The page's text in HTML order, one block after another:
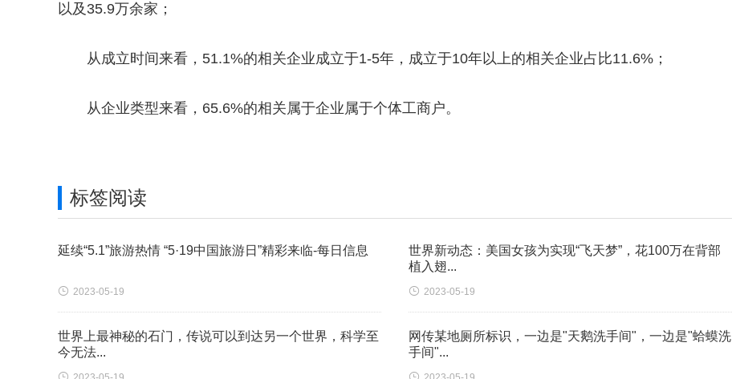
以及35.9万余家；
从成立时间来看，51.1%的相关企业成立于1-5年，成立于10年以上的相关企业占比11.6%；
从企业类型来看，65.6%的相关属于企业属于个体工商户。
标签阅读
延续“5.1”旅游热情 “5·19中国旅游日”精彩来临-每日信息
 2023-05-19
世界新动态：美国女孩为实现“飞天梦”，花100万在背部
植入翅...
 2023-05-19
世界上最神秘的石门，传说可以到达另一个世界，科学至
今无法...

网传某地厕所标识，一边是"天鹅洗手间"，一边是"蛤蟆洗
手间"...
